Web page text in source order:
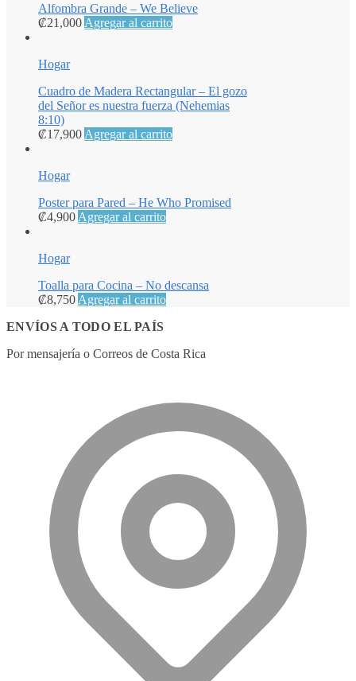
Alfombra Grande – We Believe
₡21,000 Agregar al carrito
Hogar
Cuadro de Madera Rectangular – El gozo
del Señor es nuestra fuerza (Nehemias
8:10)
₡17,900 Agregar al carrito
Hogar
Poster para Pared – He Who Promised
₡4,900 Agregar al carrito
Hogar
Toalla para Cocina – No descansa
₡8,750 Agregar al carrito
ENVÍOS A TODO EL PAÍS
Por mensajería o Correos de Costa Rica